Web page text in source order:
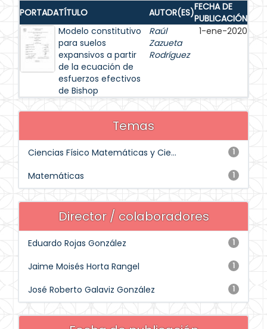
PORTADATÍTULO AUTOR(ES)FECHA DE
PUBLICACIÓN
Modelo constitutivo
para suelos
expansivos a partir
de la ecuación de
esfuerzos efectivos
de Bishop
Raúl
Zazueta
Rodríguez
1-ene-2020
Temas
1
Ciencias Físico Matemáticas y Cie...
1
Matemáticas
Director / colaboradores
1
Eduardo Rojas González
1
Jaime Moisés Horta Rangel
1
José Roberto Galaviz González